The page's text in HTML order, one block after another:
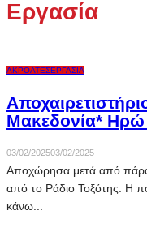
Εργασία
ΑΚΡΟΑΤΈΣΕΡΓΑΣΊΑ
Μακεδονία*
03/02/202503/02/2025
Αποχώρησα μετά από πάρα
από το Ράδιο Τοξότης. Η
κάνω...